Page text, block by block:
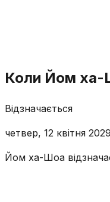
Коли Йом ха-
Відзначається
четвер, 12 квітня
Йом ха-Шоа